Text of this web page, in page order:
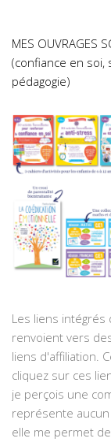
MES OUVRAGES
(confiance en
pédagogie)
Les liens intégrés
renvoient vers
liens d'affiliation.
cliquez sur ces
je perçois une
représente
elle me permet